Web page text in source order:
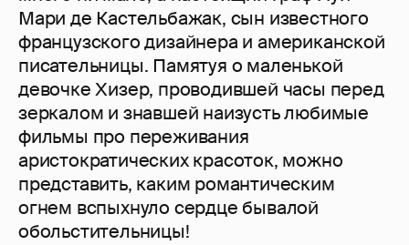
Мари де Кастельбажак, сын известного
французского дизайнера и американской
писательницы. Памятуя о маленькой
девочке Хизер, проводившей часы перед
зеркалом и знавшей наизусть любимые
фильмы про переживания
аристократических красоток, можно
представить, каким романтическим
огнем вспыхнуло сердце бывалой
обольстительницы!